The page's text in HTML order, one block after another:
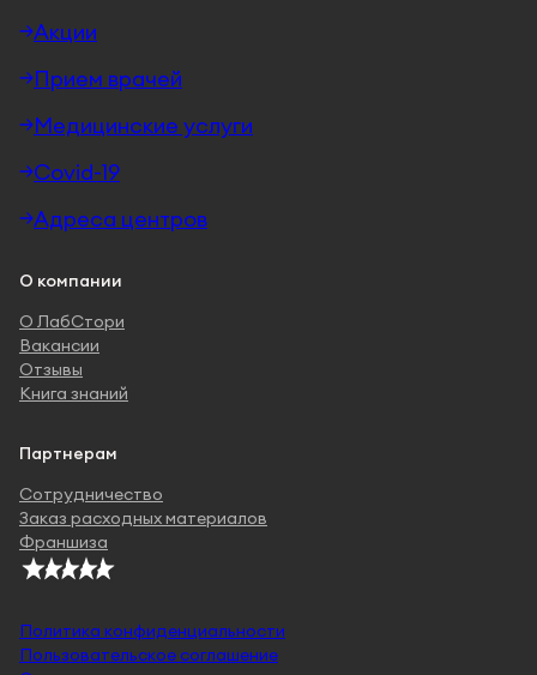
Акции
Прием врачей
Медицинские услуги
Covid-19
Адреса центров
О компании
О ЛабСтори
Вакансии
Отзывы
Книга знаний
Партнерам
Сотрудничество
Заказ расходных материалов
Франшиза
Политика конфиденциальности
Пользовательское соглашение